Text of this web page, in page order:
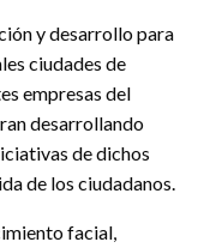
y desarrollo para
ciudades de
empresas del
desarrollando
de dichos
de los ciudadanos.
facial,